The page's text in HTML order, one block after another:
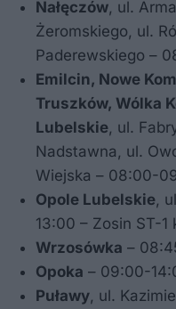
Nałęczów , ul.
Żeromskiego, ul.
Paderewskiego –
Emilcin, Nowe
Truszków, Wólka
Lubelskie , ul.
Nadstawna, ul.
Wiejska – 08:00-
Opole Lubelskie ,
13:00 – Zosin ST-1
Wrzosówka –
Opoka – 09:00-
Puławy , ul.